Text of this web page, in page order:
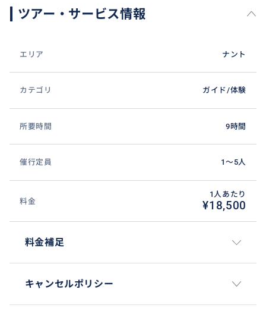
ツアー・サービス情報
エリア ナント
カテゴリ ガイド/体験
所要時間 9時間
催行定員 1〜5人
料金
1人あたり
¥18,500
料金補足
キャンセルポリシー